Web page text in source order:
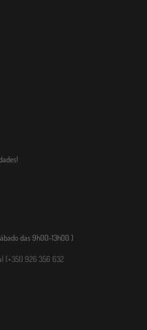
das 9h00-13h00 )
(+351) 926 356 632